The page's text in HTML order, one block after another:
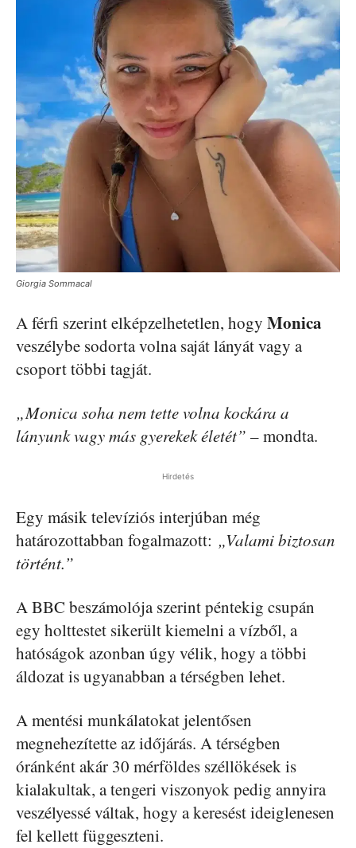
Giorgia Sommacal
A férfi szerint elképzelhetetlen, hogy Monica
veszélybe sodorta volna saját lányát vagy a
csoport többi tagját.
„Monica soha nem tette volna kockára a
lányunk vagy más gyerekek életét” – mondta.
Hirdetés
Egy másik televíziós interjúban még
határozottabban fogalmazott: „Valami biztosan
történt.”
A BBC beszámolója szerint péntekig csupán
egy holttestet sikerült kiemelni a vízből, a
hatóságok azonban úgy vélik, hogy a többi
áldozat is ugyanabban a térségben lehet.
A mentési munkálatokat jelentősen
megnehezítette az időjárás. A térségben
óránként akár 30 mérföldes széllökések is
kialakultak, a tengeri viszonyok pedig annyira
veszélyessé váltak, hogy a keresést ideiglenesen
fel kellett függeszteni.